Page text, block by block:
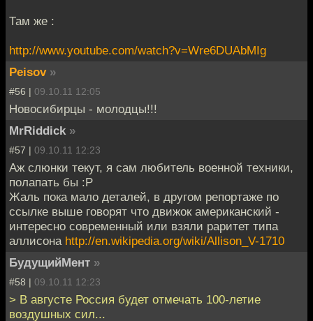
Там же :
http://www.youtube.com/watch?v=Wre6DUAbMIg
Peisov »
#56 | 09.10.11 12:05
Новосибирцы - молодцы!!!
MrRiddick »
#57 | 09.10.11 12:23
Аж слюнки текут, я сам любитель военной техники,
полапать бы :P
Жаль пока мало деталей, в другом репортаже по
ссылке выше говорят что движок американский -
интересно современный или взяли раритет типа
аллисона http://en.wikipedia.org/wiki/Allison_V-1710
БудущийМент »
#58 | 09.10.11 12:23
> В августе Россия будет отмечать 100-летие
воздушных сил...